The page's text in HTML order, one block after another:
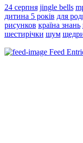
24 серпня jingle bells
дитина 5 років для
рисунков країна знань
шестирічки шум
Feed